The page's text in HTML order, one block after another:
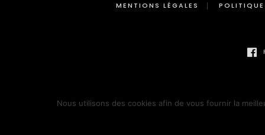
MENTIONS LÉGALES
Nous utilisons des cookies afin de vous fournir la